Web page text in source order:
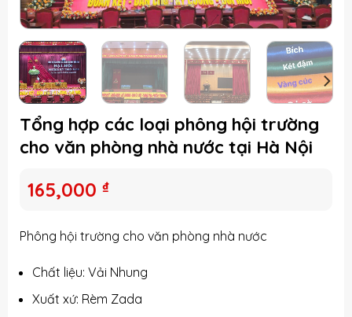
Tổng hợp các loại phông hội trường
cho văn phòng nhà nước tại Hà Nội
165,000 ₫
Phông hội trường cho văn phòng nhà nước
Chất liệu: Vải Nhung
Xuất xứ: Rèm Zada